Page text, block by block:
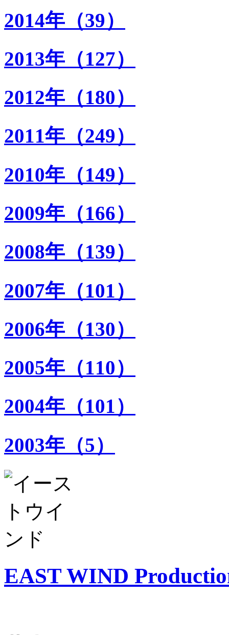
2014年（39）
2013年（127）
2012年（180）
2011年（249）
2010年（149）
2009年（166）
2008年（139）
2007年（101）
2006年（130）
2005年（110）
2004年（101）
2003年（5）
EAST WIND